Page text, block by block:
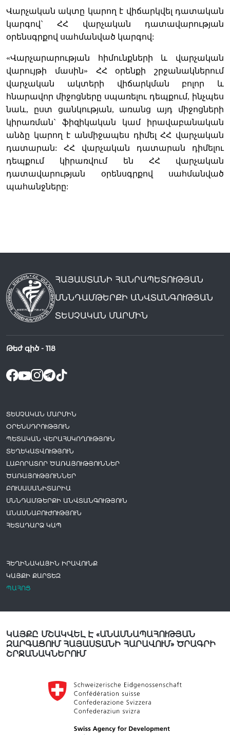
Վարչական ակտը կարող է վիճարկվել դատական
կարգով` ՀՀ վարչական դատավարության
օրենսգրքով սահմանված կարգով:
«Վարչարարության հիմունքների և վարչական
վարույթի մասին» ՀՀ օրենքի շրջանակներում
վարչական ակտերի վիճարկման բոլոր և
հնարավոր միջոցները սպառելու դեպքում, ինչպես
նաև, ըստ ցանկության, առանց այդ միջոցների
կիրառման` ֆիզիկական կամ իրավաբանական
անձը կարող է անմիջապես դիմել ՀՀ վարչական
դատարան: ՀՀ վարչական դատարան դիմելու
դեպքում կիրառվում են ՀՀ վարչական
դատավարության օրենսգրքով սահմանված
պահանջները:
ՀԱՅԱՍՏԱՆԻ ՀԱՆՐԱՊԵՏՈՒԹՅԱՆ
ՍՆՆԴԱՄԹԵՐՔԻ ԱՆՎՏԱՆԳՈՒԹՅԱՆ
ՏԵՍՉԱԿԱՆ ՄԱՐՄԻՆ
Թեժ գիծ - 118
ՏԵՍՉԱԿԱՆ ՄԱՐՄԻՆ
ՕՐԵՆՍԴՐՈՒԹՅՈՒՆ
ՊԵՏԱԿԱՆ ՎԵՐԱՀՍԿՈՂՈՒԹՅՈՒՆ
ՏԵՂԵԿԱՏՎՈՒԹՅՈՒՆ
ԼԱԲՈՐԱՏՈՐ ԾԱՌԱՅՈՒԹՅՈՒՆՆԵՐ
ԾԱՌԱՅՈՒԹՅՈՒՆՆԵՐ
ԲՈՒՍԱՍԱՆԻՏԱՐԻԱ
ՍՆՆԴԱՄԹԵՐՔԻ ԱՆՎՏԱՆԳՈՒԹՅՈՒՆ
ԱՆԱՍՆԱԲՈՒԺՈՒԹՅՈՒՆ
ՀԵՏԱԴԱՐՁ ԿԱՊ
ՀԵՂԻՆԱԿԱՅԻՆ ԻՐԱՎՈՒՆՔ
ԿԱՅՔԻ ՔԱՐՏԵԶ
ՊԱՀՈՑ
ԿԱՅՔԸ ՄՇԱԿՎԵԼ Է «ԱՆԱՍՆԱՊԱՀՈՒԹՅԱՆ
ԶԱՐԳԱՑՈՒՄ ՀԱՅԱՍՏԱՆԻ ՀԱՐԱՎՈՒՄ» ԾՐԱԳՐԻ
ՇՐՋԱՆԱԿՆԵՐՈՒՄ